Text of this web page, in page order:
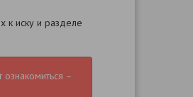
к иску и разделе
–